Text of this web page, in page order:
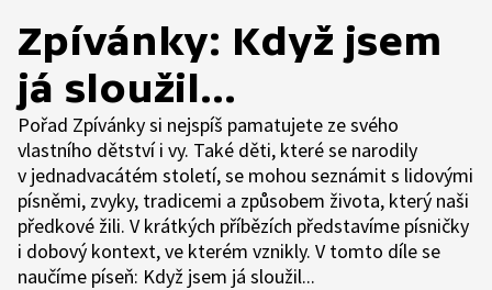
Zpívánky: Když jsem
já sloužil...
Pořad Zpívánky si nejspíš pamatujete ze svého
vlastního dětství i vy. Také děti, které se narodily
v jednadvacátém století, se mohou seznámit s lidovými
písněmi, zvyky, tradicemi a způsobem života, který naši
předkové žili. V krátkých příbězích představíme písničky
i dobový kontext, ve kterém vznikly. V tomto díle se
naučíme píseň: Když jsem já sloužil...